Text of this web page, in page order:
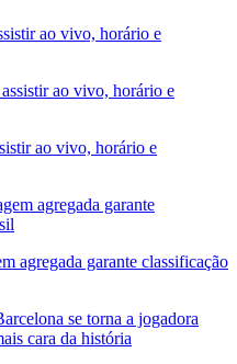
ao vivo, horário e
ao vivo, horário e
agregada garante classificação